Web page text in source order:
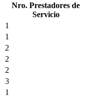
Nro. Prestadores de
Servicio
1
1
2
2
2
3
1